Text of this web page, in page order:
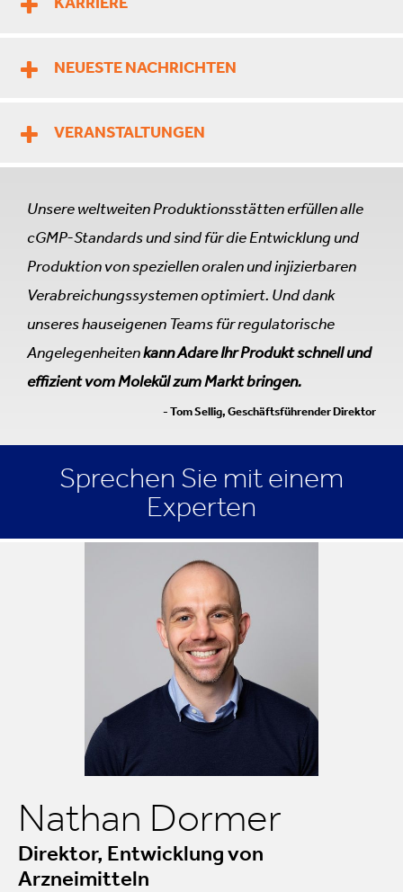
NEUESTE NACHRICHTEN
VERANSTALTUNGEN
Unsere weltweiten Produktionsstätten erfüllen alle
cGMP-Standards und sind für die Entwicklung und
Produktion von speziellen oralen und injizierbaren
Verabreichungssystemen optimiert. Und dank
unseres hauseigenen Teams für regulatorische
Angelegenheitenkann Adare Ihr Produkt schnell und
effizient vom Molekül zum Markt bringen.
- Tom Sellig, Geschäftsführender Direktor
Sprechen Sie mit einem
Experten
Nathan Dormer
Direktor, Entwicklung von
Arzneimitteln